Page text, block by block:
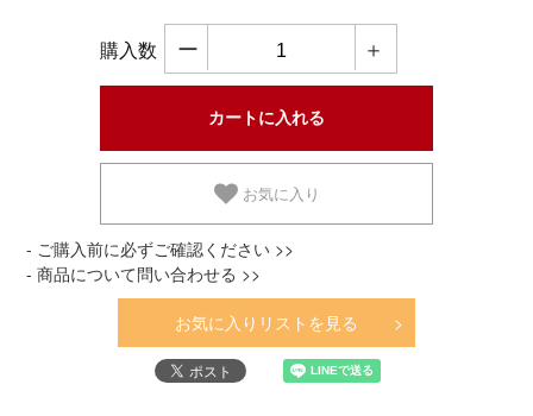
購入数 ー ＋
お気に入り
- ご購入前に必ずご確認ください >>
- 商品について問い合わせる >>
お気に入りリストを見る